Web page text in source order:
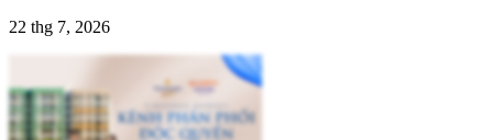
22 thg 7, 2026